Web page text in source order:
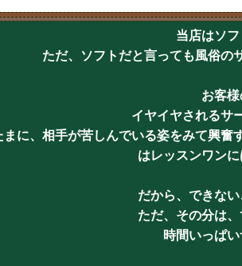
当店はソフ
ただ、ソフトだと言っても風俗の
お客
イヤイヤされるサ
まに、相手が苦しんでいる姿をみて興奮
はレッスンワン
だから、できな
ただ、その分は
時間いっぱい